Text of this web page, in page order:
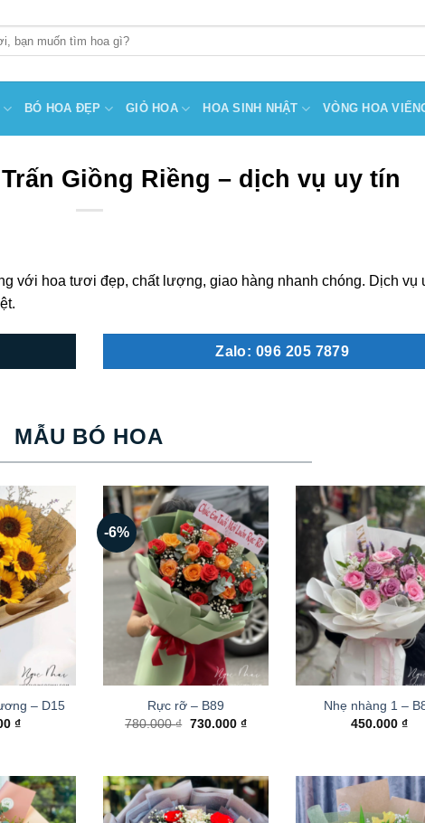
BÓ HOA ĐẸP GIỎ HOA HOA SINH NHẬT VÒNG HOA
Giồng Riềng – dịch vụ uy tín
với hoa tươi đẹp, chất lượng, giao hàng nhanh chóng. Dịch vụ
Zalo: 096 205 7879
MẪU BÓ HOA
– D15
₫
-6%
Rực rỡ – B89
780.000₫ Giá
730.000 ₫Giá
730.000 ₫.
Nhẹ nhàng 1 –
450.000 ₫